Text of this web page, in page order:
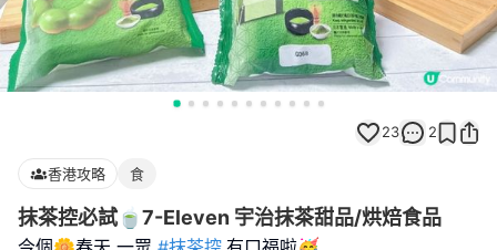
23 2
香港攻略 食
抹茶控必試🍵7-Eleven 宇治抹茶甜品/烘焙食品